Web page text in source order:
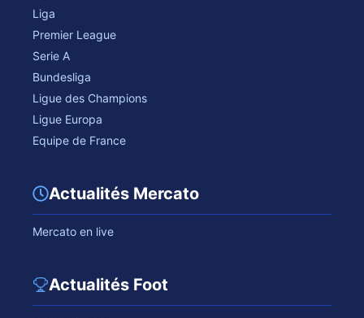
Liga
Premier League
Serie A
Bundesliga
Ligue des Champions
Ligue Europa
Equipe de France
Actualités Mercato
Mercato en live
Actualités Foot